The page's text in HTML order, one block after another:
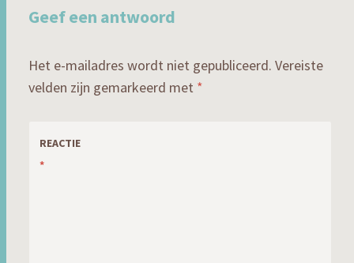
Geef een antwoord
Het e-mailadres wordt niet gepubliceerd. Vereiste
velden zijn gemarkeerd met *
REACTIE
*